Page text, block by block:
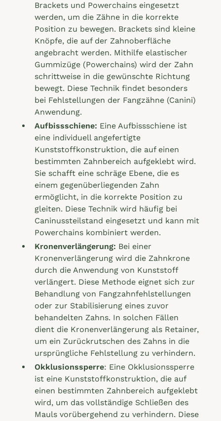
Brackets und Powerchains eingesetzt
werden, um die Zähne in die korrekte
Position zu bewegen. Brackets sind kleine
Knöpfe, die auf der Zahnoberfläche
angebracht werden. Mithilfe elastischer
Gummizüge (Powerchains) wird der Zahn
schrittweise in die gewünschte Richtung
bewegt. Diese Technik findet besonders
bei Fehlstellungen der Fangzähne (Canini)
Anwendung.
Aufbissschiene: Eine Aufbissschiene ist
eine individuell angefertigte
Kunststoffkonstruktion, die auf einen
bestimmten Zahnbereich aufgeklebt wird.
Sie schafft eine schräge Ebene, die es
einem gegenüberliegenden Zahn
ermöglicht, in die korrekte Position zu
gleiten. Diese Technik wird häufig bei
Caninussteilstand eingesetzt und kann mit
Powerchains kombiniert werden.
Kronenverlängerung: Bei einer
Kronenverlängerung wird die Zahnkrone
durch die Anwendung von Kunststoff
verlängert. Diese Methode eignet sich zur
Behandlung von Fangzahnfehlstellungen
oder zur Stabilisierung eines zuvor
behandelten Zahns. In solchen Fällen
dient die Kronenverlängerung als Retainer,
um ein Zurückrutschen des Zahns in die
ursprüngliche Fehlstellung zu verhindern.
Okklusionssperre: Eine Okklusionssperre
ist eine Kunststoffkonstruktion, die auf
einen bestimmten Zahnbereich aufgeklebt
wird, um das vollständige Schließen des
Mauls vorübergehend zu verhindern. Diese